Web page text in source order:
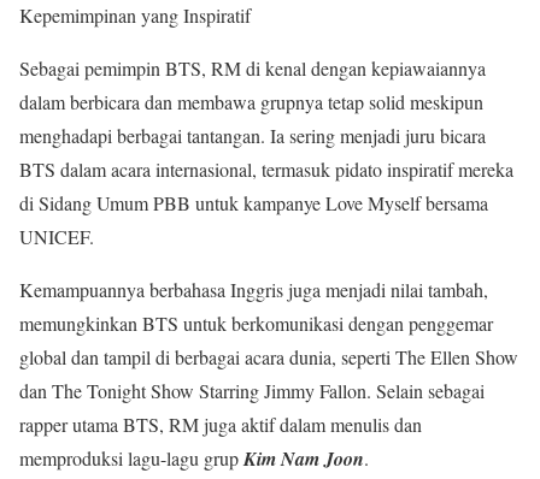
Kepemimpinan yang Inspiratif
Sebagai pemimpin BTS, RM di kenal dengan kepiawaiannya
dalam berbicara dan membawa grupnya tetap solid meskipun
menghadapi berbagai tantangan. Ia sering menjadi juru bicara
BTS dalam acara internasional, termasuk pidato inspiratif mereka
di Sidang Umum PBB untuk kampanye Love Myself bersama
UNICEF.
Kemampuannya berbahasa Inggris juga menjadi nilai tambah,
memungkinkan BTS untuk berkomunikasi dengan penggemar
global dan tampil di berbagai acara dunia, seperti The Ellen Show
dan The Tonight Show Starring Jimmy Fallon. Selain sebagai
rapper utama BTS, RM juga aktif dalam menulis dan
memproduksi lagu-lagu grupKim Nam Joon.